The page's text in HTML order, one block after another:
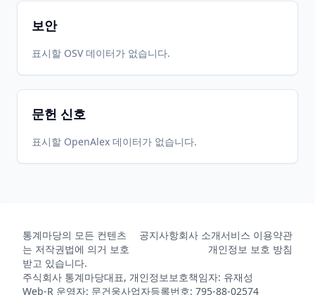
보안
표시할 OSV 데이터가 없습니다.
문헌 신호
표시할 OpenAlex 데이터가 없습니다.
통계마당의 모든 컨텐츠
는 저작권법에 의거 보호
받고 있습니다.
공지사항회사 소개서비스 이용약관
개인정보 보호 방침
주식회사 통계마당대표, 개인정보보호책임자: 유재성
Web-R 운영자: 문건웅사업자등록번호: 795-88-02574